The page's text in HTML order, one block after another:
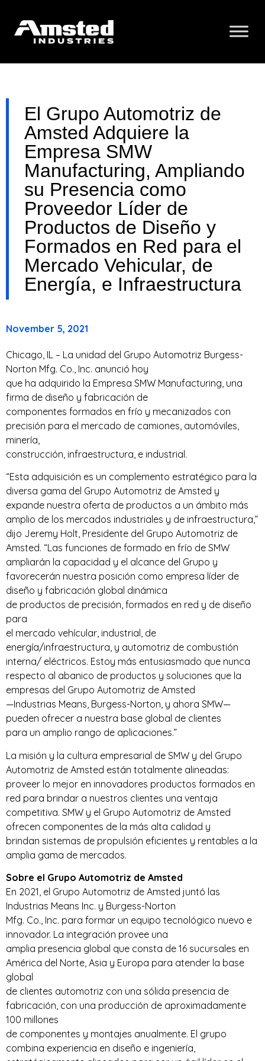
El Grupo Automotriz de
Amsted Adquiere la
Empresa SMW
Manufacturing, Ampliando
su Presencia como
Proveedor Líder de
Productos de Diseño y
Formados en Red para el
Mercado Vehicular, de
Energía, e Infraestructura
November 5, 2021
Chicago, IL – La unidad del Grupo Automotriz Burgess-
Norton Mfg. Co., Inc. anunció hoy
que ha adquirido la Empresa SMW Manufacturing, una
firma de diseño y fabricación de
componentes formados en frío y mecanizados con
precisión para el mercado de camiones, automóviles,
minería,
construcción, infraestructura, e industrial.
“Esta adquisición es un complemento estratégico para la
diversa gama del Grupo Automotriz de Amsted y
expande nuestra oferta de productos a un ámbito más
amplio de los mercados industriales y de infraestructura,”
dijo Jeremy Holt, Presidente del Grupo Automotriz de
Amsted. “Las funciones de formado en frío de SMW
ampliarán la capacidad y el alcance del Grupo y
favorecerán nuestra posición como empresa líder de
diseño y fabricación global dinámica
de productos de precisión, formados en red y de diseño
para
el mercado vehícular, industrial, de
energía/infraestructura, y automotriz de combustión
interna/ eléctricos. Estoy más entusiasmado que nunca
respecto al abanico de productos y soluciones que la
empresas del Grupo Automotriz de Amsted
—Industrias Means, Burgess-Norton, y ahora SMW—
pueden ofrecer a nuestra base global de clientes
para un amplio rango de aplicaciones.”
La misión y la cultura empresarial de SMW y del Grupo
Automotriz de Amsted están totalmente alineadas:
proveer lo mejor en innovadores productos formados en
red para brindar a nuestros clientes una ventaja
competitiva. SMW y el Grupo Automotriz de Amsted
ofrecen componentes de la más alta calidad y
brindan sistemas de propulsión eficientes y rentables a la
amplia gama de mercados.
Sobre el Grupo Automotriz de Amsted
En 2021, el Grupo Automotriz de Amsted juntó las
Industrias Means Inc. y Burgess-Norton
Mfg. Co., Inc. para formar un equipo tecnológico nuevo e
innovador. La integración provee una
amplia presencia global que consta de 16 sucursales en
América del Norte, Asia y Europa para atender la base
global
de clientes automotriz con una sólida presencia de
fabricación, con una producción de aproximadamente
100 millones
de componentes y montajes anualmente. El grupo
combina experiencia en diseño e ingeniería,